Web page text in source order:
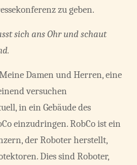
zu geben.
sich ans Ohr und schaut
Damen und Herren, eine
versuchen
in ein Gebäude des
einzudringen. RobCo ist ein
der Roboter herstellt,
Dies sind Roboter,